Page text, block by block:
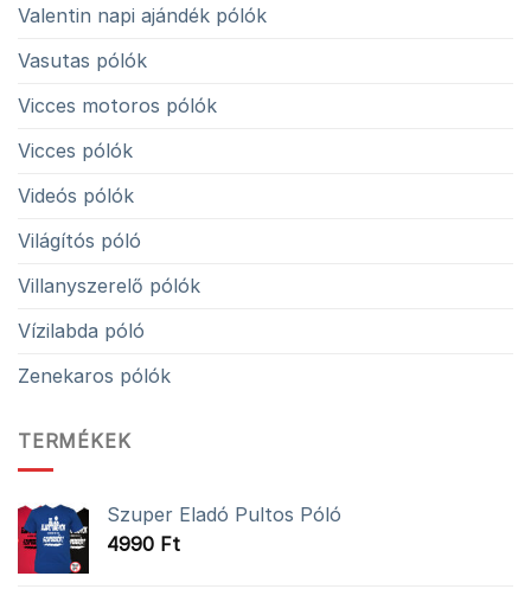
Valentin napi ajándék pólók
Vasutas pólók
Vicces motoros pólók
Vicces pólók
Videós pólók
Világítós póló
Villanyszerelő pólók
Vízilabda póló
Zenekaros pólók
TERMÉKEK
Szuper Eladó Pultos Póló
4990 Ft